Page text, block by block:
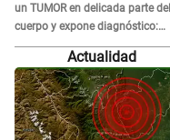
un TUMOR en delicada parte del
cuerpo y expone diagnóstico:
"Dolores muy fuertes..."
Actualidad